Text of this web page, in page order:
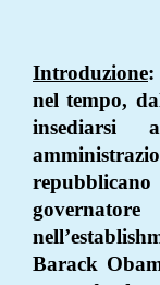
Introduzione:
nel tempo,
insediarsi
Barack